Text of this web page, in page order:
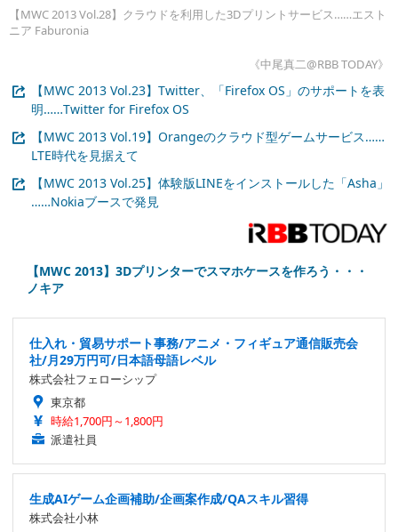
【MWC 2013 Vol.28】クラウドを利用した3Dプリントサービス……エスト
ニア Faburonia
《中尾真二@RBB TODAY》
【MWC 2013 Vol.23】Twitter、「Firefox OS」のサポートを表
明……Twitter for Firefox OS
【MWC 2013 Vol.19】Orangeのクラウド型ゲームサービス……
LTE時代を見据えて
【MWC 2013 Vol.25】体験版LINEをインストールした「Asha」
……Nokiaブースで発見
【MWC 2013】3Dプリンターでスマホケースを作ろう・・・
ノキア
仕入れ・貿易サポート事務/アニメ・フィギュア通信販売会
社/月29万円可/日本語母語レベル
株式会社フェローシップ
東京都
時給1,700円～1,800円
派遣社員
生成AIゲーム企画補助/企画案作成/QAスキル習得
株式会社小林